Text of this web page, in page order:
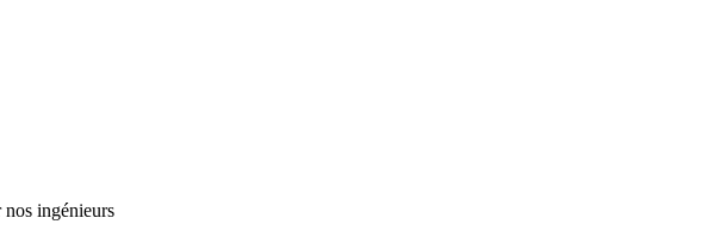
nos ingénieurs